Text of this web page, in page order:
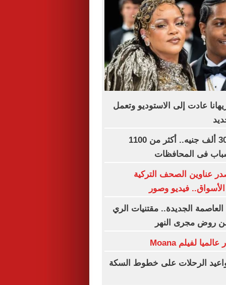
عادت إلى الاستوديو وتعمل
رواتب تصل لـ 30 ألف جنيه.. أكثر من 1100
فى المحافظات
عناوين الصحف التركية
فيديو وصور
الجديدة.. مقتنيات الري
روض مجرى النهر
الرحلات على خطوط السكة